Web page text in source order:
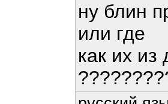
ну блин
или где
как их из